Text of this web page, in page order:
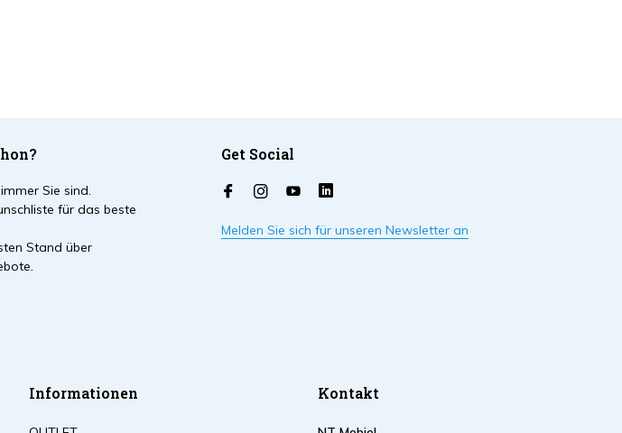
Sie sind.
für das beste
Stand über
Get Social
Melden Sie sich für unseren Newsletter an
Informationen Kontakt